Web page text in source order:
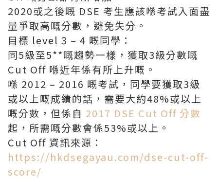
2020或之後嘅 DSE 考生應該喺考試入面盡
量爭取高嘅分數，避免失分。
目標 level 3 – 4 嘅同學：
同5級至5**嘅趨勢一樣，獲取3級分數嘅
Cut Off 喺近年係有所上升嘅。
喺 2012 – 2016 嘅考試，同學要獲取3級
或以上嘅成績的話，需要大約48%或以上
嘅分數，但係自 2017 DSE Cut Off 分數
起，所需嘅分數會係53%或以上。
Cut Off 資訊來源：
https://hkdsegayau.com/dse-cut-off-
score/